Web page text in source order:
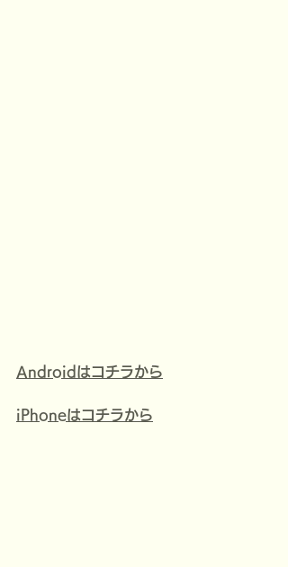
Androidはコチラから
iPhoneはコチラから